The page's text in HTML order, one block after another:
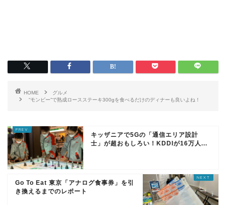
HOME
グルメ
“モンビー”で熟成ロースステーキ300gを食べるだけのディナーも良いよね！
キッザニアで5Gの「通信エリア設計
士」が超おもしろい！KDDIが16万人...
Go To Eat 東京「アナログ食事券」を引
き換えるまでのレポート